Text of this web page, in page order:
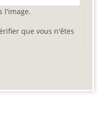
l'image.
que vous n'êtes